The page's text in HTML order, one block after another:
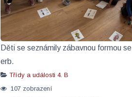
​Děti se seznámily zábavnou formou
erb.
Třídy a události 4. B
107 zobrazení